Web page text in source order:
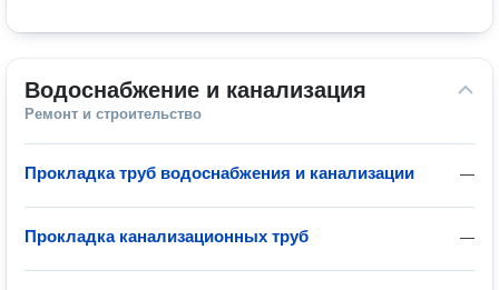
Водоснабжение и канализация
Ремонт и строительство
—
Прокладка труб водоснабжения и канализации
—
Прокладка канализационных труб